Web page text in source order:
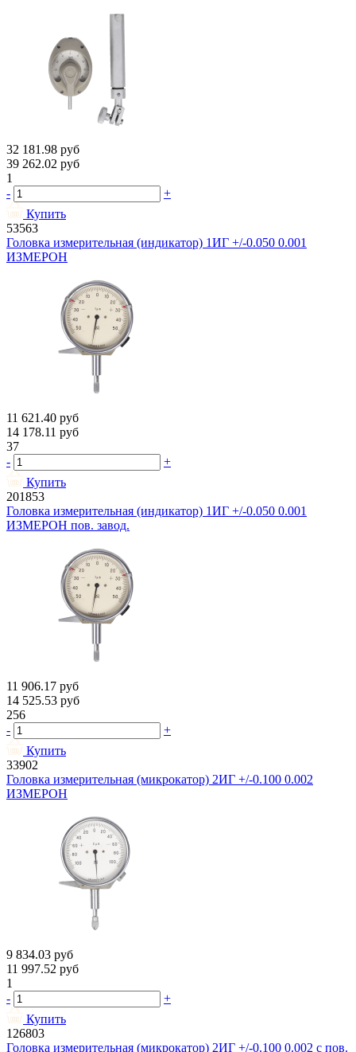
32 181.98 руб
39 262.02 руб
1
-
+
Купить
53563
Головка измерительная (индикатор) 1ИГ +/-0.050 0.001
ИЗМЕРОН
11 621.40 руб
14 178.11 руб
37
-
+
Купить
201853
Головка измерительная (индикатор) 1ИГ +/-0.050 0.001
ИЗМЕРОН пов. завод.
11 906.17 руб
14 525.53 руб
256
-
+
Купить
33902
Головка измерительная (микрокатор) 2ИГ +/-0.100 0.002
ИЗМЕРОН
9 834.03 руб
11 997.52 руб
1
-
+
Купить
126803
Головка измерительная (микрокатор) 2ИГ +/-0.100 0.002 с пов.